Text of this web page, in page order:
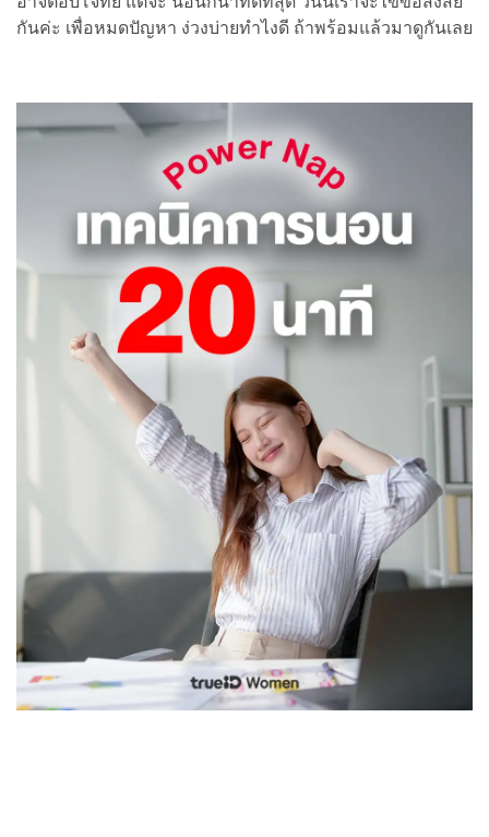
กันค่ะ เพื่อหมดปัญหา ง่วงบ่ายทำไงดี ถ้าพร้อมแล้วมาดูกันเลย